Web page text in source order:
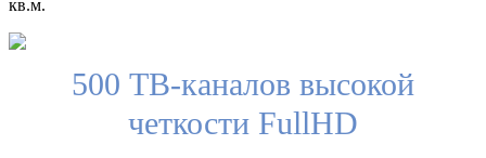
кв.м.
500 ТВ-каналов высокой
четкости FullHD